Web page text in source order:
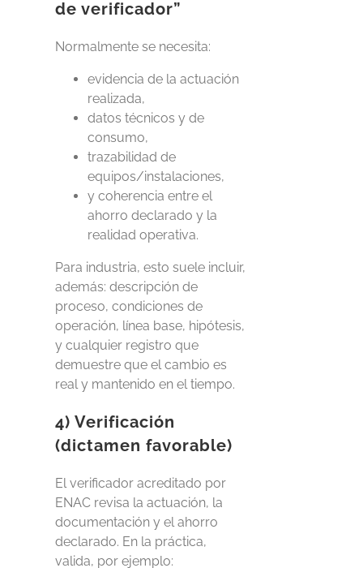
de verificador”
Normalmente se necesita:
evidencia de la actuación
realizada,
datos técnicos y de
consumo,
trazabilidad de
equipos/instalaciones,
y coherencia entre el
ahorro declarado y la
realidad operativa.
Para industria, esto suele incluir,
además: descripción de
proceso, condiciones de
operación, línea base, hipótesis,
y cualquier registro que
demuestre que el cambio es
real y mantenido en el tiempo.
4) Verificación
(dictamen favorable)
El verificador acreditado por
ENAC revisa la actuación, la
documentación y el ahorro
declarado. En la práctica,
valida, por ejemplo: